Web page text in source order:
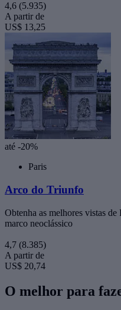
4,6 (5.935)
A partir de
US$ 13,25
até -20%
Paris
Arco do Triunfo
Obtenha as melhores vistas
marco neoclássico
4,7 (8.385)
A partir de
US$ 20,74
O melhor para